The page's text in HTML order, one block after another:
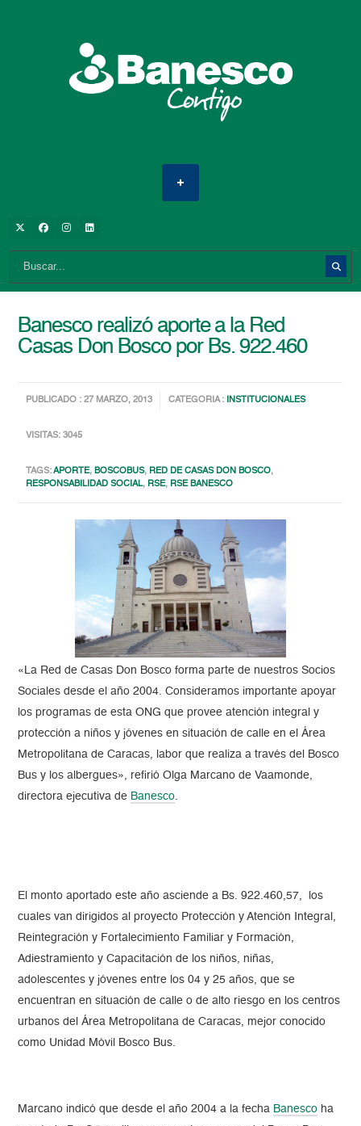
Banesco realizó aporte a la Red
Casas Don Bosco por Bs. 922.460
PUBLICADO : 27 MARZO, 2013 CATEGORIA : INSTITUCIONALES
VISITAS: 3045
TAGS:APORTE,BOSCOBUS, RED DE CASAS DON BOSCO,
RESPONSABILIDAD SOCIAL, RSE, RSE BANESCO
«La Red de Casas Don Bosco forma parte de nuestros Socios
Sociales desde el año 2004. Consideramos importante apoyar
los programas de esta ONG que provee atención integral y
protección a niños y jóvenes en situación de calle en el Área
Metropolitana de Caracas, labor que realiza a través del Bosco
Bus y los albergues», refirió Olga Marcano de Vaamonde,
directora ejecutiva de Banesco.
El monto aportado este año asciende a Bs. 922.460,57, los
cuales van dirigidos al proyecto Protección y Atención Integral,
Reintegración y Fortalecimiento Familiar y Formación,
Adiestramiento y Capacitación de los niños, niñas,
adolescentes y jóvenes entre los 04 y 25 años, que se
encuentran en situación de calle o de alto riesgo en los centros
urbanos del Área Metropolitana de Caracas, mejor conocido
como Unidad Móvil Bosco Bus.
Marcano indicó que desde el año 2004 a la fecha Banesco ha